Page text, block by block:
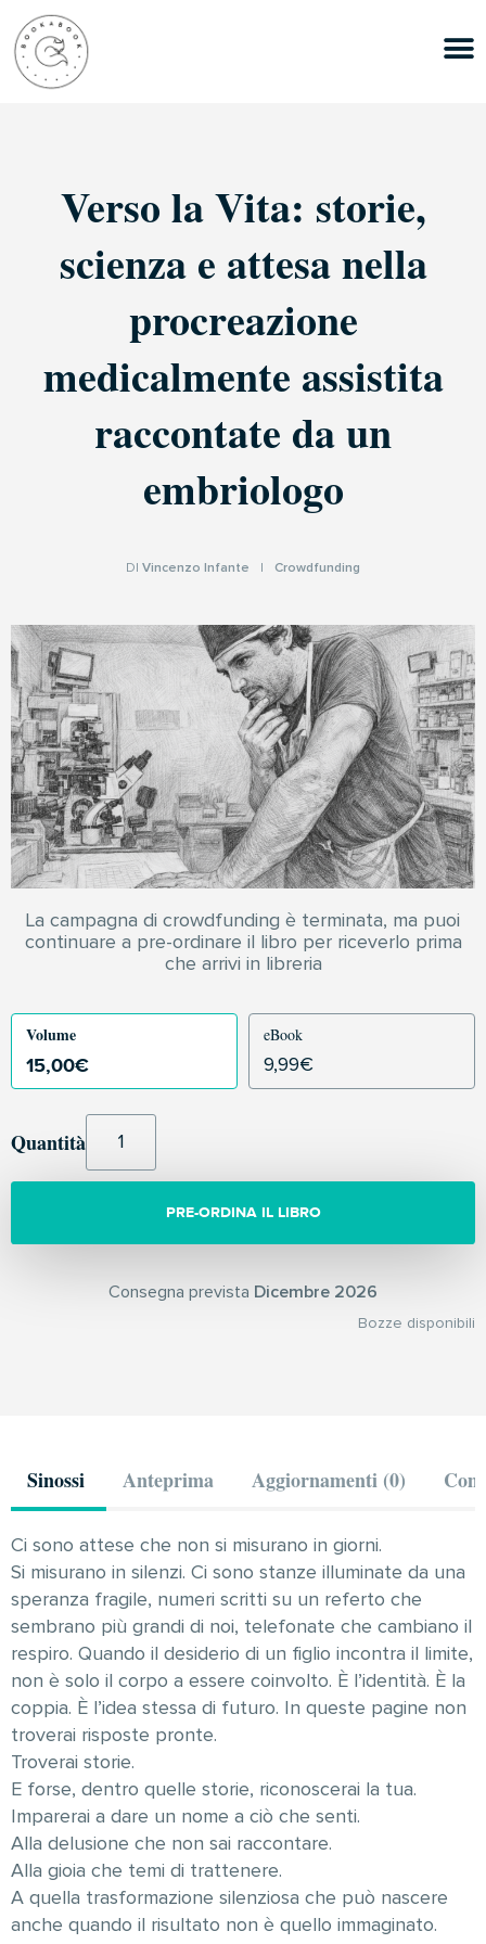
Verso la Vita: storie,
scienza e attesa nella
procreazione
medicalmente assistita
raccontate da un
embriologo
DI Vincenzo Infante Crowdfunding
La campagna di crowdfunding è terminata, ma puoi
continuare a pre-ordinare il libro per riceverlo prima
che arrivi in libreria
Volume
15,00€
eBook
9,99€
Quantità
PRE-ORDINA IL LIBRO
Consegna prevista Dicembre 2026
Bozze disponibili
Sinossi Anteprima Aggiornamenti (0)
Ci sono attese che non si misurano in giorni.
Si misurano in silenzi. Ci sono stanze illuminate da una
speranza fragile, numeri scritti su un referto che
sembrano più grandi di noi, telefonate che cambiano il
respiro. Quando il desiderio di un figlio incontra il limite,
non è solo il corpo a essere coinvolto. È l’identità. È la
coppia. È l’idea stessa di futuro. In queste pagine non
troverai risposte pronte.
Troverai storie.
E forse, dentro quelle storie, riconoscerai la tua.
Imparerai a dare un nome a ciò che senti.
Alla delusione che non sai raccontare.
Alla gioia che temi di trattenere.
A quella trasformazione silenziosa che può nascere
anche quando il risultato non è quello immaginato.